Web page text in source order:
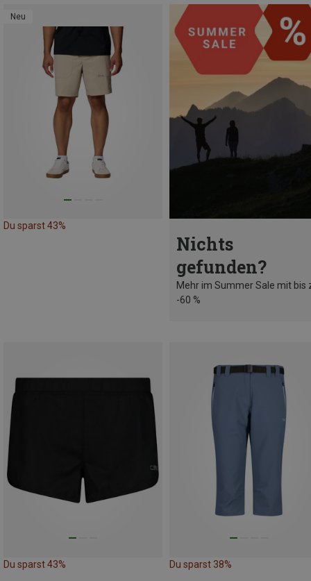
Neu
Du sparst 43%
Nichts
gefunden?
Mehr im Summer Sale mit bis
-60 %
Du sparst 43% Du sparst 38%